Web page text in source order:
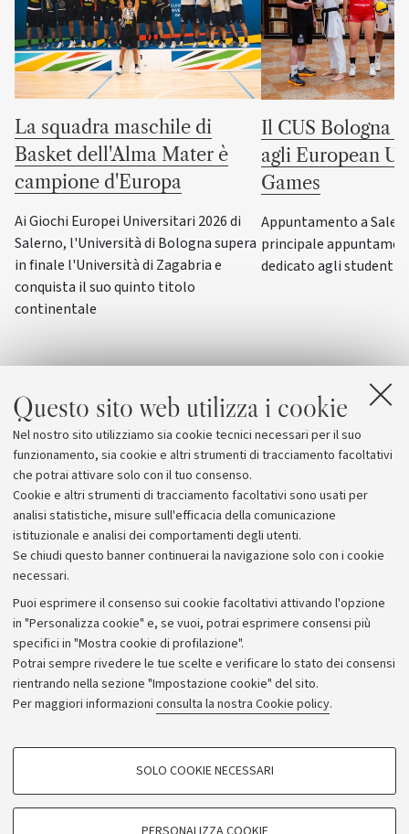
Questo sito web utilizza i cookie
Nel nostro sito utilizziamo sia cookie tecnici necessari per il suo
funzionamento, sia cookie e altri strumenti di tracciamento facoltativi
che potrai attivare solo con il tuo consenso.
Cookie e altri strumenti di tracciamento facoltativi sono usati per
analisi statistiche, misure sull'efficacia della comunicazione
istituzionale e analisi dei comportamenti degli utenti.
Se chiudi questo banner continuerai la navigazione solo con i cookie
necessari.
Puoi esprimere il consenso sui cookie facoltativi attivando l'opzione
in "Personalizza cookie" e, se vuoi, potrai esprimere consensi più
specifici in "Mostra cookie di profilazione".
Potrai sempre rivedere le tue scelte e verificare lo stato dei consensi
rientrando nella sezione "Impostazione cookie" del sito.
Per maggiori informazioni consulta la nostra Cookie policy.
COOKIE DI PROFILAZIONE - FACOLTATIVI
SOLO COOKIE NECESSARI
La squadra maschile di
Basket dell'Alma Mater è
campione d'Europa
Ai Giochi Europei Universitari 2026 di
Salerno, l'Università di Bologna supera
in finale l'Università di Zagabria e
conquista il suo quinto titolo
continentale
Il CUS Bologna
agli European
Games
Appuntamento a
principale
dedicato agli
Archivio
Comunicati stampa
Redazione
Rassegna stampa